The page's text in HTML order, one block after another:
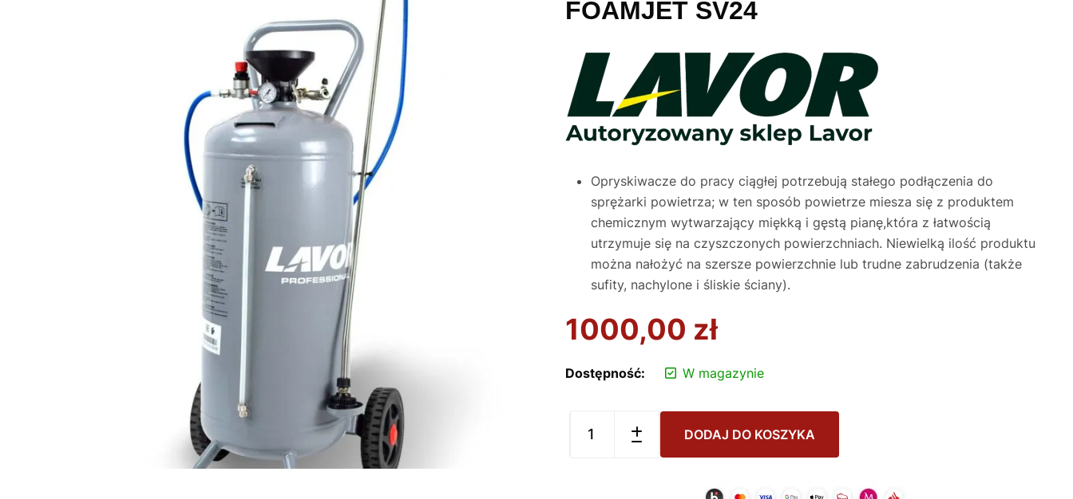
FOAMJET SV24
Opryskiwacze do pracy ciągłej potrzebują stałego podłączenia do
sprężarki powietrza; w ten sposób powietrze miesza się z produktem
chemicznym wytwarzający miękką i gęstą pianę,która z łatwością
utrzymuje się na czyszczonych powierzchniach. Niewielką ilość produktu
można nałożyć na szersze powierzchnie lub trudne zabrudzenia (także
sufity, nachylone i śliskie ściany).
1000,00 zł
Dostępność: W magazynie
DODAJ DO KOSZYKA